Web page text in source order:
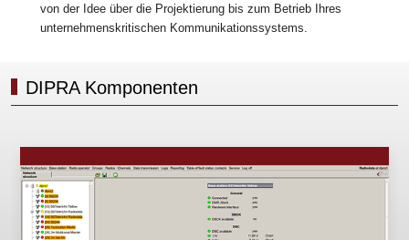
von der Idee über die Projektierung bis zum Betrieb Ihres
unternehmenskritischen Kommunikationssystems.
DIPRA Komponenten